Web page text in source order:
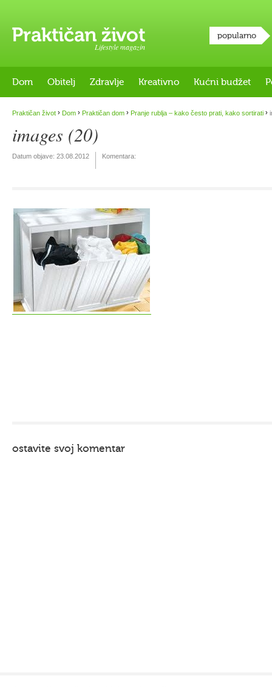
Lifestyle magazin
popularno
Dom Obitelj Zdravlje Kreativno Kućni budžet
Praktičan život › Dom › Praktičan dom › Pranje rublja – kako često prati, kako sortirati ›
images (20)
Datum objave: 23.08.2012 Komentara:
ostavite svoj komentar